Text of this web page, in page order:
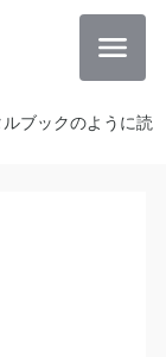
ブックのように読